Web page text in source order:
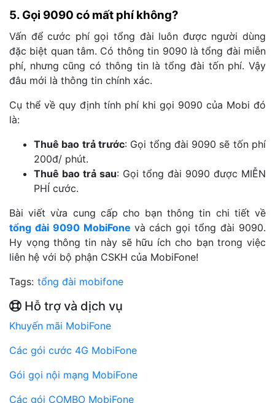
5. Gọi 9090 có mất phí không?
Vấn để cước phí gọi tổng đài luôn được người dùng
đặc biệt quan tâm. Có thông tin 9090 là tổng đài miễn
phí, nhưng cũng có thông tin là tổng đài tốn phí. Vậy
đâu mới là thông tin chính xác.
Cụ thể về quy định tính phí khi gọi 9090 của Mobi đó
là:
Thuê bao trả trước: Gọi tổng đài 9090 sẽ tốn phí
200đ/ phút.
Thuê bao trả sau: Gọi tổng đài 9090 được MIỄN
PHÍ cước.
Bài viết vừa cung cấp cho bạn thông tin chi tiết về
tổng đài 9090 MobiFone và cách gọi tổng đài 9090.
Hy vọng thông tin này sẽ hữu ích cho bạn trong việc
liên hệ với bộ phận CSKH của MobiFone!
Tags: tổng đài mobifone
Hỗ trợ và dịch vụ
Khuyến mãi MobiFone
Các gói cước 4G MobiFone
Gói gọi nội mạng MobiFone
Các gói COMBO MobiFone